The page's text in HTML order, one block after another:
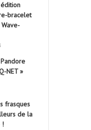
bracelet
NET »
frasques
de la
!